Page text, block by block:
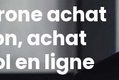
achat
achat
en ligne